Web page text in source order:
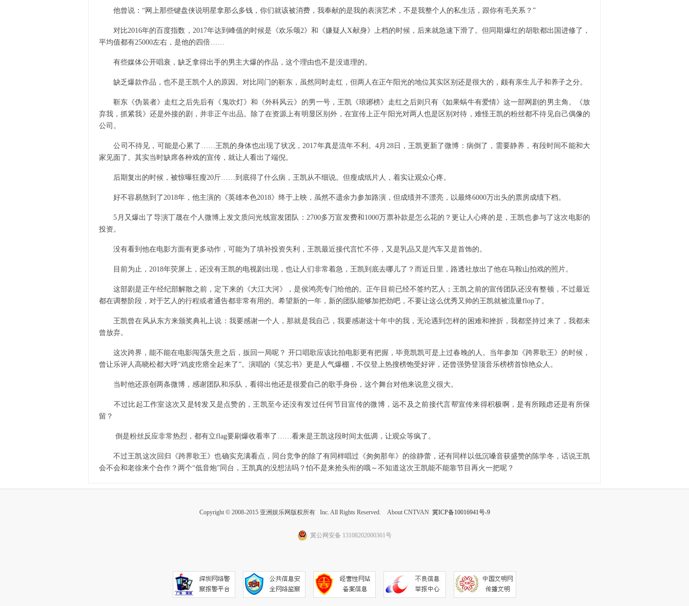
他曾说：“网上那些键盘侠说明星拿那么多钱，你们就该被消费，我奉献的是我的表演艺术，不是我整个人的私生活，跟你有毛关系？”
对比2016年的百度指数，2017年达到峰值的时候是《欢乐颂2》和《嫌疑人X献身》上档的时候，后来就急速下滑了。但同期爆红的胡歌都出国进修了，
平均值都有25000左右，是他的四倍……
有些媒体公开唱衰，缺乏拿得出手的男主大爆的作品，这个理由也不是没道理的。
缺乏爆款作品，也不是王凯个人的原因。对比同门的靳东，虽然同时走红，但两人在正午阳光的地位其实区别还是很大的，颇有亲生儿子和养子之分。
靳东《伪装者》走红之后先后有《鬼吹灯》和《外科风云》的男一号，王凯《琅琊榜》走红之后则只有《如果蜗牛有爱情》这一部网剧的男主角。《放
弃我，抓紧我》还是外接的剧，并非正午出品。除了在资源上有明显区别外，在宣传上正午阳光对两人也是区别对待，难怪王凯的粉丝都不待见自己偶像的
公司。
公司不待见，可能是心累了……王凯的身体也出现了状况，2017年真是流年不利。4月28日，王凯更新了微博：病倒了，需要静养，有段时间不能和大
家见面了。其实当时缺席各种戏的宣传，就让人看出了端倪。
后期复出的时候，被惊曝狂瘦20斤……到底得了什么病，王凯从不细说。但瘦成纸片人，着实让观众心疼。
好不容易熬到了2018年，他主演的《英雄本色2018》终于上映，虽然不遗余力参加路演，但成绩并不漂亮，以最终6000万出头的票房成绩下档。
5月又爆出了导演丁晟在个人微博上发文质问光线宣发团队：2700多万宣发费和1000万票补款是怎么花的？更让人心疼的是，王凯也参与了这次电影的
投资。
没有看到他在电影方面有更多动作，可能为了填补投资失利，王凯最近接代言忙不停，又是乳品又是汽车又是首饰的。
目前为止，2018年荧屏上，还没有王凯的电视剧出现，也让人们非常着急，王凯到底去哪儿了？而近日里，路透社放出了他在马鞍山拍戏的照片。
这部剧是正午经纪部解散之前，定下来的《大江大河》，是侯鸿亮专门给他的。正午目前已经不签约艺人；王凯之前的宣传团队还没有整顿，不过最近
都在调整阶段，对于艺人的行程或者通告都非常有用的。希望新的一年，新的团队能够加把劲吧，不要让这么优秀又帅的王凯就被流量flop了。
王凯曾在风从东方来颁奖典礼上说：我要感谢一个人，那就是我自己，我要感谢这十年中的我，无论遇到怎样的困难和挫折，我都坚持过来了，我都未
曾放弃。
这次跨界，能不能在电影闯荡失意之后，扳回一局呢？ 开口唱歌应该比拍电影更有把握，毕竟凯凯可是上过春晚的人。当年参加《跨界歌王》的时候，
曾让乐评人高晓松都大呼“鸡皮疙瘩全起来了”。演唱的《笑忘书》更是人气爆棚，不仅登上热搜榜饱受好评，还曾强势登顶音乐榜榜首惊艳众人。
当时他还原创两条微博，感谢团队和乐队，看得出他还是很爱自己的歌手身份，这个舞台对他来说意义很大。
不过比起工作室这次又是转发又是点赞的，王凯至今还没有发过任何节目宣传的微博，远不及之前接代言帮宣传来得积极啊，是有所顾虑还是有所保
留？
倒是粉丝反应非常热烈，都有立flag要刷爆收看率了……看来是王凯这段时间太低调，让观众等疯了。
不过王凯这次回归《跨界歌王》也确实充满看点，同台竞争的除了有同样唱过《匆匆那年》的徐静蕾，还有同样以低沉嗓音获盛赞的陈学冬，话说王凯
会不会和老徐来个合作？两个“低音炮”同台，王凯真的没想法吗？怕不是来抢头衔的哦～不知道这次王凯能不能靠节目再火一把呢？
Copyright © 2008-2015 亚洲娱乐网版权所有 Inc. All Rights Reserved. About CNTVAN 冀ICP备10016941号-9
冀公网安备 13108202000361号